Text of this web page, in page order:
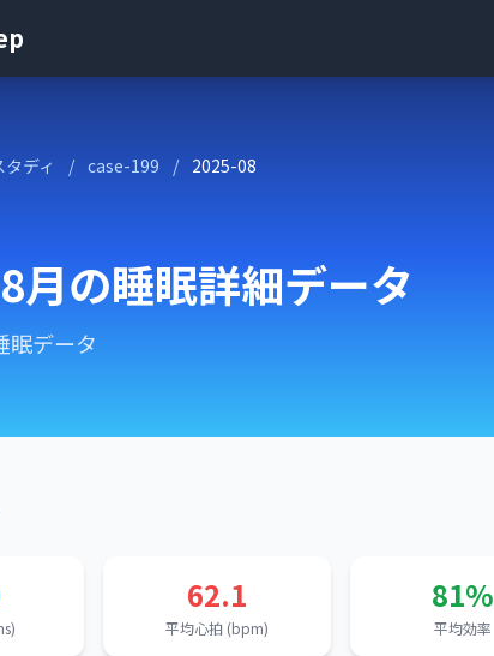
ディ / case-199 / 2025-08
月の睡眠詳細データ
眠データ
62.1
平均心拍 (bpm)
81%
平均効率